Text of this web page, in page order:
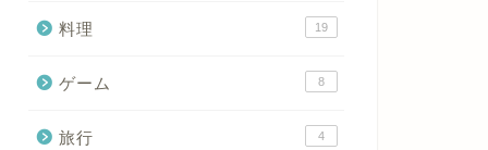
料理 19
ゲーム 8
旅行 4